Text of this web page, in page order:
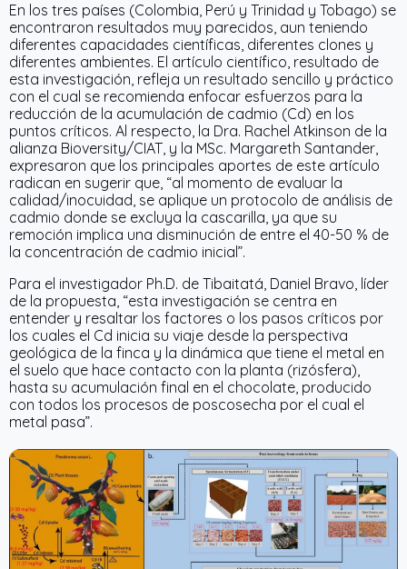
En los tres países (Colombia, Perú y Trinidad y Tobago) se
encontraron resultados muy parecidos, aun teniendo
diferentes capacidades científicas, diferentes clones y
diferentes ambientes. El artículo científico, resultado de
esta investigación, refleja un resultado sencillo y práctico
con el cual se recomienda enfocar esfuerzos para la
reducción de la acumulación de cadmio (Cd) en los
puntos críticos. Al respecto, la Dra. Rachel Atkinson de la
alianza Bioversity/CIAT, y la MSc. Margareth Santander,
expresaron que los principales aportes de este artículo
radican en sugerir que, “al momento de evaluar la
calidad/inocuidad, se aplique un protocolo de análisis de
cadmio donde se excluya la cascarilla, ya que su
remoción implica una disminución de entre el 40-50 % de
la concentración de cadmio inicial”.
Para el investigador Ph.D. de Tibaitatá, Daniel Bravo, líder
de la propuesta, “esta investigación se centra en
entender y resaltar los factores o los pasos críticos por
los cuales el Cd inicia su viaje desde la perspectiva
geológica de la finca y la dinámica que tiene el metal en
el suelo que hace contacto con la planta (rizósfera),
hasta su acumulación final en el chocolate, producido
con todos los procesos de poscosecha por el cual el
metal pasa”.